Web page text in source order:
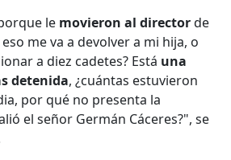
le movieron al directorde
me va a devolver a mi hija, o
a diez cadetes? Está una
detenida, ¿cuántas estuvieron
por qué no presenta la
el señor Germán Cáceres?", se